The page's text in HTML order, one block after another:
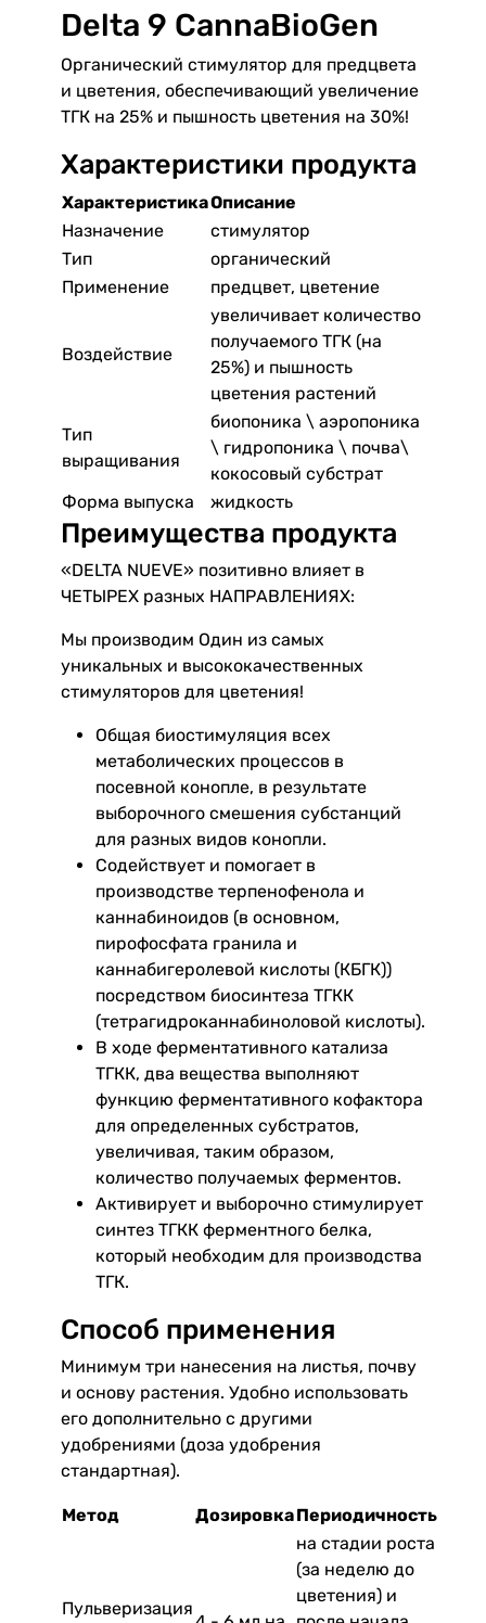
Delta 9 CannaBioGen
Органический стимулятор для предцвета
и цветения, обеспечивающий увеличение
ТГК на 25% и пышность цветения на 30%!
Характеристики продукта
ХарактеристикаОписание
Назначение
стимулятор
Тип
органический
Применение
предцвет, цветение
Воздействие
увеличивает количество
получаемого ТГК (на
25%) и пышность
цветения растений
Тип
выращивания
биопоника \ аэропоника
\ гидропоника \ почва\
кокосовый субстрат
Форма выпуска
жидкость
Преимущества продукта
«DELTA NUEVE» позитивно влияет в
ЧЕТЫРЕХ разных НАПРАВЛЕНИЯХ:
Мы производим Один из самых
уникальных и высококачественных
стимуляторов для цветения!
Общая биостимуляция всех
метаболических процессов в
посевной конопле, в результате
выборочного смешения субстанций
для разных видов конопли.
Содействует и помогает в
производстве терпенофенола и
каннабиноидов (в основном,
пирофосфата гранила и
каннабигеролевой кислоты (КБГК))
посредством биосинтеза ТГКК
(тетрагидроканнабиноловой кислоты).
В ходе ферментативного катализа
ТГКК, два вещества выполняют
функцию ферментативного кофактора
для определенных субстратов,
увеличивая, таким образом,
количество получаемых ферментов.
Активирует и выборочно стимулирует
синтез ТГКК ферментного белка,
который необходим для производства
ТГК.
Способ применения
Минимум три нанесения на листья, почву
и основу растения. Удобно использовать
его дополнительно с другими
удобрениями (доза удобрения
стандартная).
Метод ДозировкаПериодичность
Пульверизация
на стадии роста
(за неделю до
цветения) и